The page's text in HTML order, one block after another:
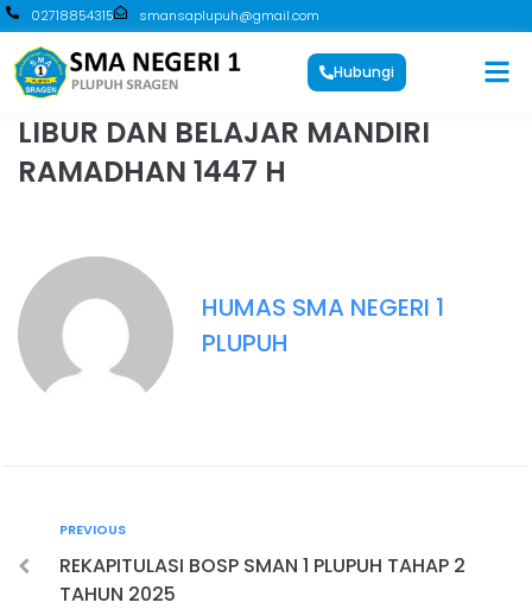
02718854315 smansaplupuh@gmail.com
Hubungi
LIBUR DAN BELAJAR MANDIRI
RAMADHAN 1447 H
HUMAS SMA NEGERI 1
PLUPUH
PREVIOUS
REKAPITULASI BOSP SMAN 1 PLUPUH TAHAP 2
TAHUN 2025